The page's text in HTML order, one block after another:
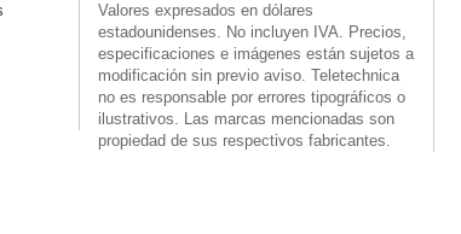
Valores expresados en dólares
estadounidenses. No incluyen IVA. Precios,
especificaciones e imágenes están sujetos a
modificación sin previo aviso. Teletechnica
no es responsable por errores tipográficos o
ilustrativos. Las marcas mencionadas son
propiedad de sus respectivos fabricantes.